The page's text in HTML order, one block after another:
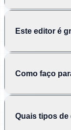
Este editor é
Como faço
Quais tipos